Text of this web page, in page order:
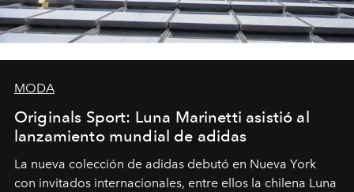
MODA
Originals Sport: Luna Marinetti asistió al
lanzamiento mundial de adidas
La nueva colección de adidas debutó en Nueva York
con invitados internacionales, entre ellos la chilena Luna